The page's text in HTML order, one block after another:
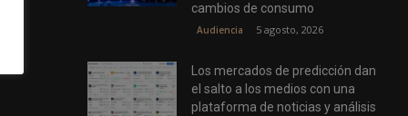
cambios de consumo
Audiencia 5 agosto, 2026
Los mercados de predicción dan
el salto a los medios con una
plataforma de noticias y análisis